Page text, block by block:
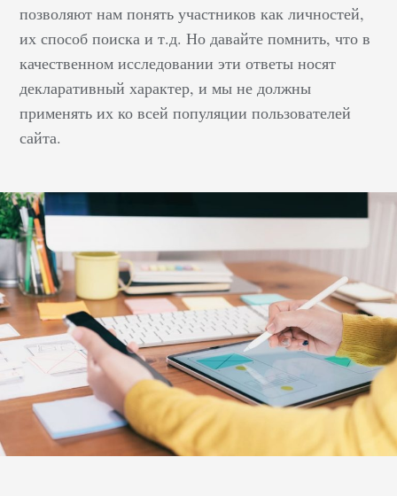
позволяют нам понять участников как личностей,
их способ поиска и т.д. Но давайте помнить, что в
качественном исследовании эти ответы носят
декларативный характер, и мы не должны
применять их ко всей популяции пользователей
сайта.